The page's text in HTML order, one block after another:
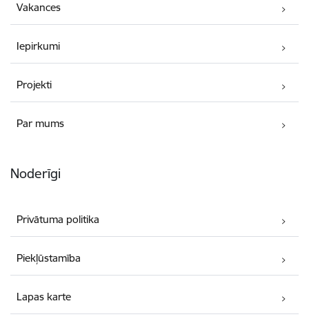
Vakances
Iepirkumi
Projekti
Par mums
Noderīgi
Privātuma politika
Piekļūstamība
Lapas karte